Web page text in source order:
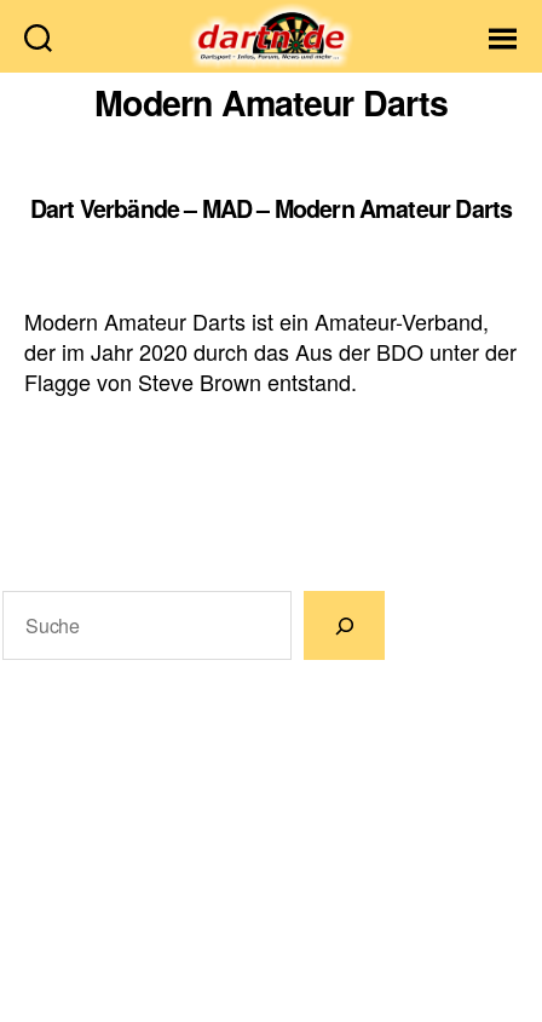
Modern Amateur Darts
Dart Verbände – MAD – Modern Amateur Darts
Modern Amateur Darts ist ein Amateur-Verband,
der im Jahr 2020 durch das Aus der BDO unter der
Flagge von Steve Brown entstand.